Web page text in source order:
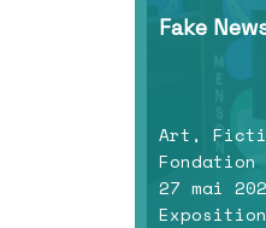
Fake
Art,
Fondation
27 mai